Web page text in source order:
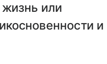
или
и